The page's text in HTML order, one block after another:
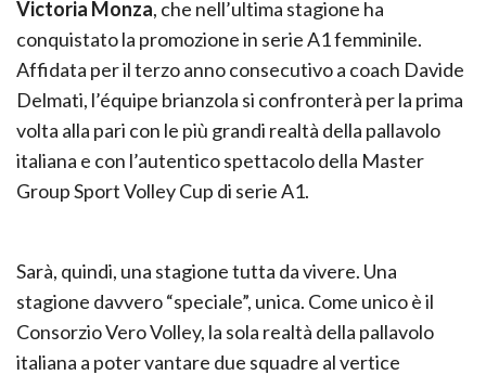
Victoria Monza, che nell’ultima stagione ha
conquistato la promozione in serie A1 femminile.
Affidata per il terzo anno consecutivo a coach Davide
Delmati, l’équipe brianzola si confronterà per la prima
volta alla pari con le più grandi realtà della pallavolo
italiana e con l’autentico spettacolo della Master
Group Sport Volley Cup di serie A1.
Sarà, quindi, una stagione tutta da vivere. Una
stagione davvero “speciale”, unica. Come unico è il
Consorzio Vero Volley, la sola realtà della pallavolo
italiana a poter vantare due squadre al vertice